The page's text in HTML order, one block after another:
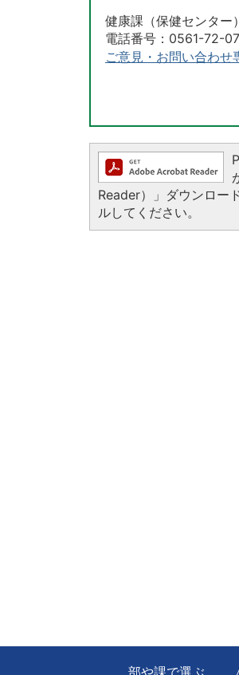
健康課（保健センター）
電話番号：0561-72-
ご意見・お問い合わせ
Reader）」ダウンロー
ルしてください。
部や課で選ぶ